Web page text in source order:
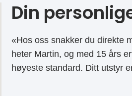
Din
«Hos oss snakker du direkte
heter Martin, og med 15 års
høyeste standard. Ditt utstyr